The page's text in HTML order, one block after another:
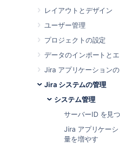
レイアウトとデザイン
ユーザー管理
プロジェクトの設定
データのインポートと
Jira アプリケーション
Jira システムの管理
システム管理
サーバーID を見
Jira アプリケー
量を増やす
イブ モニ
この記事は、JMX クライ
に、Jira 内の JMX
いて説明します。
このガイドは、
ースの基本的な概
内容は現状のま
します。弊社のサ
は、特定の Jira
シューティングを
が、監視システ